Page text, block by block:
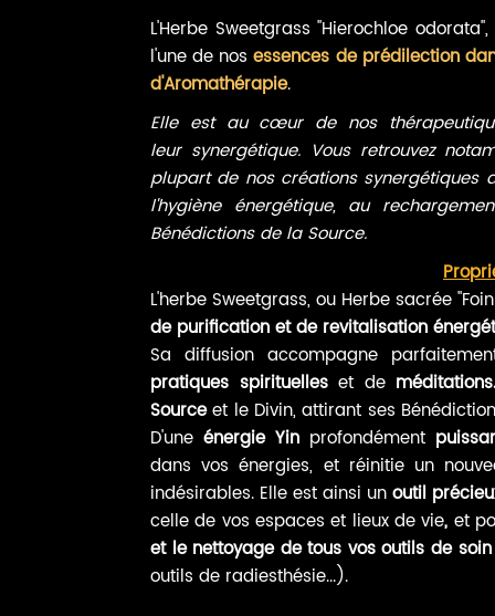
interne - BIO
À partir de27,00 €
Prix promotionnel
Ajouter au panier
Protection,
Apaisement,
Spray
À partir de95,00 €
Prix promotionnel
Ajouter au panier
L'Herbe Sweetgrass "Hierochloe
l'une de nosessences de prédilection
d'Aromathérapie.
Elle est au cœur de nos
leursynergétique. Vous retrouvez
plupart de nos créations synergétiques
l'hygiène énergétique, au
Bénédictions de la Source.
L'herbe Sweetgrass, ou Herbe sacrée
de purification et de revitalisation
Sa diffusion accompagne
pratiques spirituelleset de méditations
Sourceet le Divin, attirant ses B
D'uneénergie Yin profondément
dans vos énergies, et réinitie un
indésirables. Elle est ainsi un outil
celle de vos espaces et lieux de vie, et
et le nettoyage de tous vos outils de soin
outils de radiesthésie...).